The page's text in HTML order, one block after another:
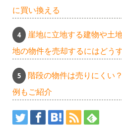
に買い換える
崖地に立地する建物や土
地の物件を売却するにはどう
階段の物件は売りにくい
例もご紹介